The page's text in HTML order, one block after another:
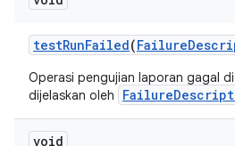
testRunFailed(Failure
Operasi pengujian laporan gagal
dijelaskan oleh
void